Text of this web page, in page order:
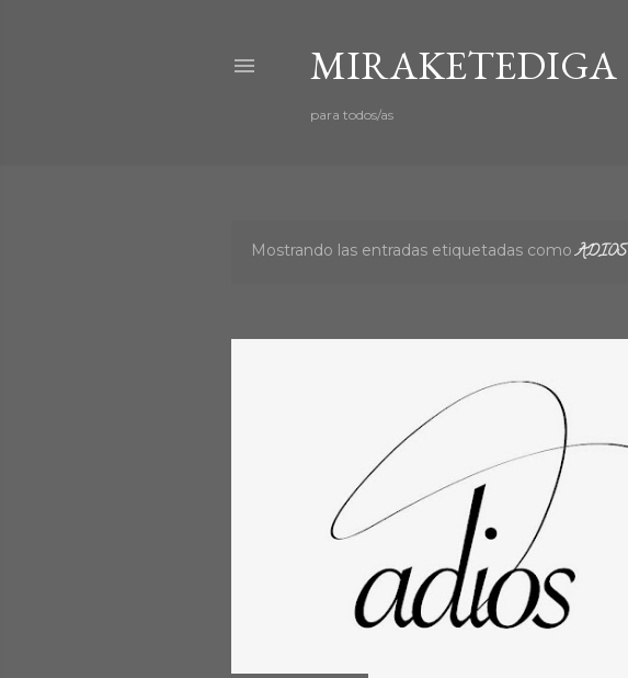
MIRAKETEDIGA
para todos/as
E
n
Mostrando las entradas etiquetadas comoADIOS